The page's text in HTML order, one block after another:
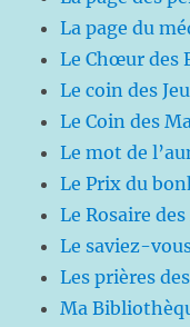
La page du
Le Chœur des
Le coin des
Le Coin des
Le mot de
Le Prix du
Le Rosaire
Le saviez-
Les prières
Ma